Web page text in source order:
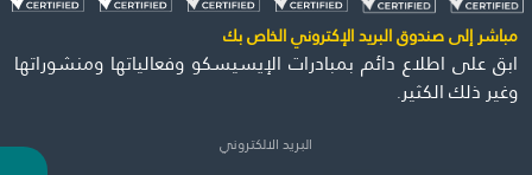
مباشر إلى صندوق البريد الإكتروني الخاص بك
ابق على اطلاع دائم بمبادرات الإيسيسكو وفعالياتها ومنشوراتها
وغير ذلك الكثير.